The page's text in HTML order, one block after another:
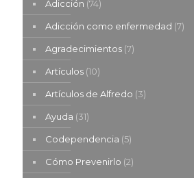
Adicción (74)
Adicción como enfermedad (7)
Agradecimientos (7)
Artículos (10)
Artículos de Alfredo (3)
Ayuda (31)
Codependencia (5)
Cómo Prevenirlo (2)